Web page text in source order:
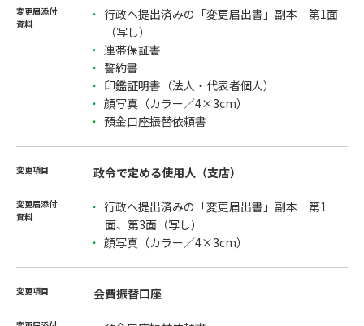
行政へ提出済みの「変更届出書」副本 第1面
（写し）
連帯保証書
誓約書
印鑑証明書（法人・代表者個人）
顔写真（カラー／4×3cm）
預金口座振替依頼書
政令で定める使用人（支店）
行政へ提出済みの「変更届出書」副本 第1
面、第3面（写し）
顔写真（カラー／4×3cm）
会費振替口座